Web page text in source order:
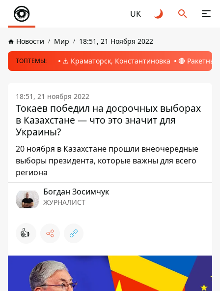
UK
Новости Мир 18:51, 21 Ноября 2022
ТОПТЕМЫ: ⚠️ Краматорск, Константиновка 🔴
18:51, 21 ноября 2022
Токаев победил на досрочных выборах
в Казахстане — что это значит для
Украины?
20 ноября в Казахстане прошли внеочередные
выборы президента, которые важны для всего
региона
Богдан Зосимчук
ЖУРНАЛИСТ
👍